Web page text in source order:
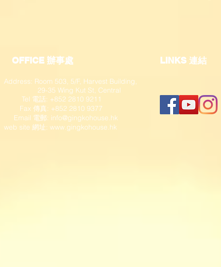
OFFICE 辦事處
Address: Room 503, 5/F, Harvest Building,
29-35 Wing Kut St, Central
Tel 電話: +852 2810 9211
Fax 傳真: +852 2810 9377
​ Email 電郵: info@gingkohouse.hk
web site 網址: www.gingkohouse.hk
​LINKS 連結